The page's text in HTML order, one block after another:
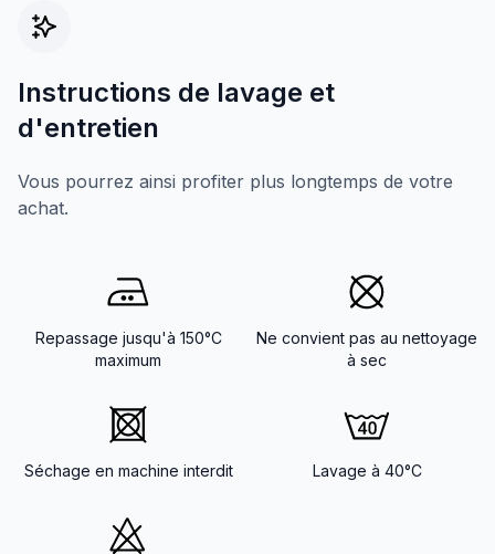
Instructions de lavage et
d'entretien
Vous pourrez ainsi profiter plus longtemps de votre
achat.
Repassage jusqu'à 150°C
maximum
Ne convient pas au nettoyage
à sec
Séchage en machine interdit Lavage à 40°C